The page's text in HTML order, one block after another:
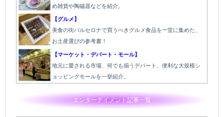
め雑貨や陶磁器などを紹介。
【グルメ】
美食の街バルセロナで買うべきグルメ食品を一堂に集めた、
お土産選びの参考書！
【マーケット・デパート・モール】
地元に愛される市場、何でも揃うデパート、便利な大規模シ
ョッピングモールを一挙紹介。
エンターテイメント記事一覧